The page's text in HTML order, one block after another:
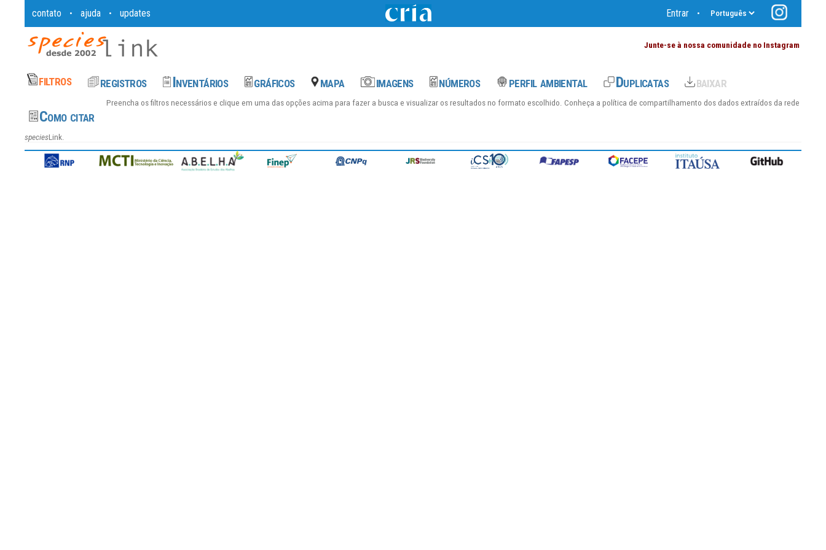
contato • ajuda • updates Entrar •
Junte-se à nossa comunidade no Instagram
Preencha os filtros necessários e clique em uma das opções acima para fazer a busca e visualizar os resultados no formato escolhido. Conheça a política de compartilhamento dos dados extraídos da rede
speciesLink.